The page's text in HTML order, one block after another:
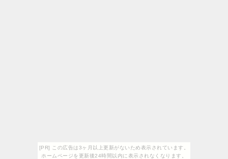
[PR] この広告は3ヶ月以上更新がないため表示されています。
ホームページを更新後24時間以内に表示されなくなります。